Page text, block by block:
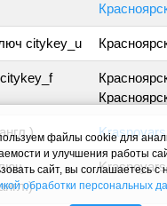
citykey_u
файлы cookie для
и улучшения работы
сайт, вы соглашаетесь с
обработки персональных